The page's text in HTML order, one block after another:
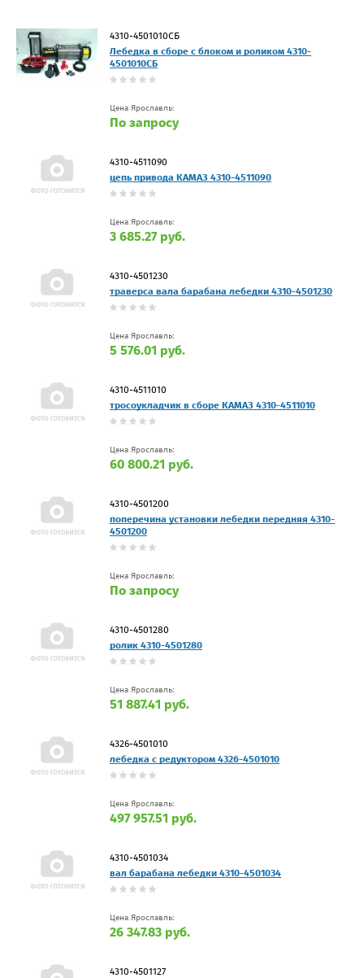
4310-4501010СБ
Лебедка в сборе с блоком и роликом 4310-
4501010СБ
Цена Ярославль:
По запросу
4310-4511090
цепь привода КАМАЗ 4310-4511090
Цена Ярославль:
3 685.27 руб.
4310-4501230
траверса вала барабана лебедки 4310-4501230
Цена Ярославль:
5 576.01 руб.
4310-4511010
тросоукладчик в сборе КАМАЗ 4310-4511010
Цена Ярославль:
60 800.21 руб.
4310-4501200
поперечина установки лебедки передняя 4310-
4501200
Цена Ярославль:
По запросу
4310-4501280
ролик 4310-4501280
Цена Ярославль:
51 887.41 руб.
4326-4501010
лебедка с редуктором 4326-4501010
Цена Ярославль:
497 957.51 руб.
4310-4501034
вал барабана лебедки 4310-4501034
Цена Ярославль:
26 347.83 руб.
4310-4501127